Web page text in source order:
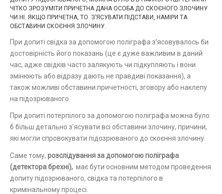
ЧІТКО ЗРОЗУМІТИ ПРИЧЕТНА ДАНА ОСОБА ДО СКОЄНОГО ЗЛОЧИНУ
ЧИ НІ. ЯКЩО ПРИЧЕТНА, ТО З’ЯСУВАТИ ПІДСТАВИ, НАМІРИ ТА
ОБСТАВИНИ СКОЄННЯ ЗЛОЧИНУ.
При допиті свідка за допомогою поліграфа з’ясовувалось би
достовірність його показань (це є дуже важливим в даний
час, адже свідків часто залякують чи підкупляють і вони
змінюють або відразу дають не правдиві показання), а
також можливі обставини причетності, зговору або наклепу
на підозрюваного.
При допиті потерпілого за допомогою поліграфа можна було
б більш детально з’ясувати всі обставини злочину, причини,
які могли спровокувати підозрюваного до скоєння злочину.
Саме тому, розслідування за допомогою поліграфа
(детектора брехні), має бути основним методом проведення
допиту підозрюваного, свідка та потерпілого в
кримінальному процесі.